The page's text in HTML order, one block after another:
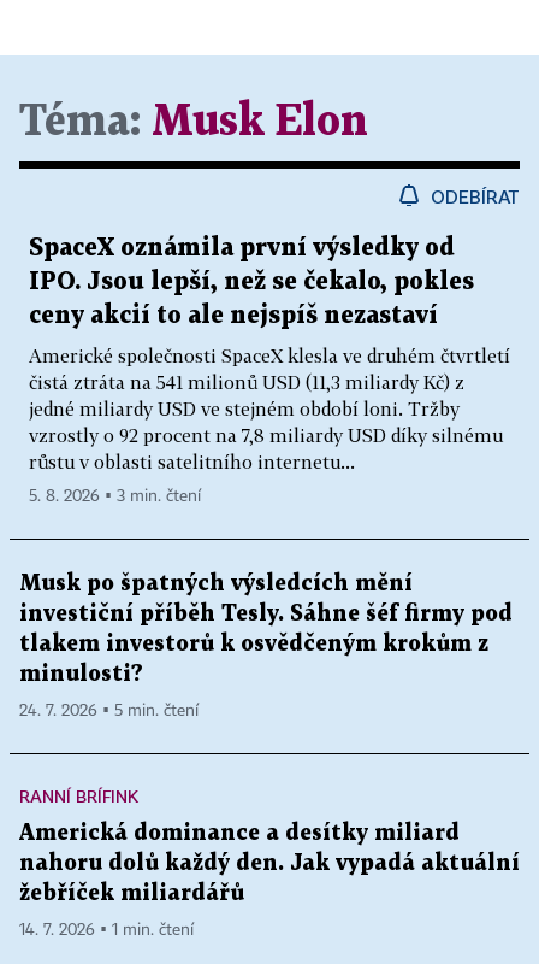
Téma: Musk Elon
ODEBÍRAT
SpaceX oznámila první výsledky od
IPO. Jsou lepší, než se čekalo, pokles
ceny akcií to ale nejspíš nezastaví
Americké společnosti SpaceX klesla ve druhém čtvrtletí
čistá ztráta na 541 milionů USD (11,3 miliardy Kč) z
jedné miliardy USD ve stejném období loni. Tržby
vzrostly o 92 procent na 7,8 miliardy USD díky silnému
růstu v oblasti satelitního internetu...
5. 8. 2026 ▪ 3 min. čtení
Musk po špatných výsledcích mění
investiční příběh Tesly. Sáhne šéf firmy pod
tlakem investorů k osvědčeným krokům z
minulosti?
24. 7. 2026 ▪ 5 min. čtení
RANNÍ BRÍFINK
Americká dominance a desítky miliard
nahoru dolů každý den. Jak vypadá aktuální
žebříček miliardářů
14. 7. 2026 ▪ 1 min. čtení